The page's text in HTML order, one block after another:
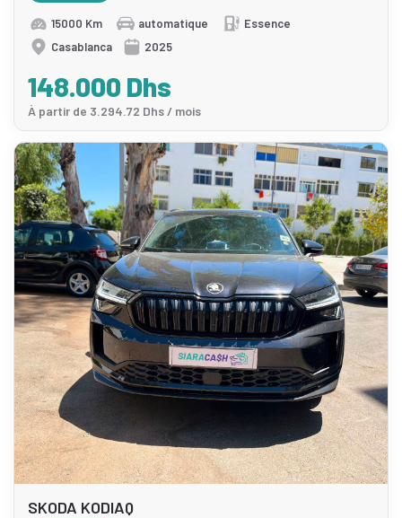
15000 Km automatique
Essence
Casablanca
2025
148.000 Dhs
À partir de 3.294.72 Dhs / mois
SKODA KODIAQ